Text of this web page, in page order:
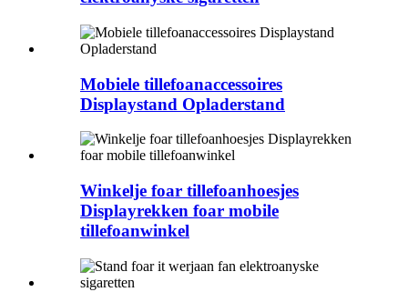
Mobiele tillefoanaccessoires
Displaystand Opladerstand
Winkelje foar tillefoanhoesjes
Displayrekken foar mobile
tillefoanwinkel